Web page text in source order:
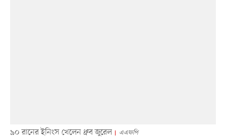
৯০ রানের ইনিংস খেলেন ধ্রুব জুরেল এএফপি